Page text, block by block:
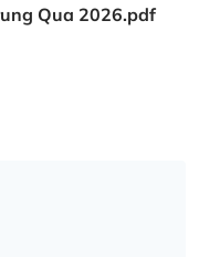
Qua 2026.pdf